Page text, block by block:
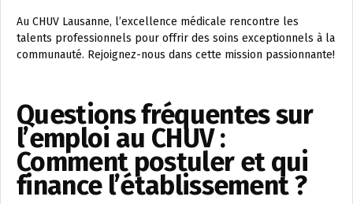
Au CHUV Lausanne, l’excellence médicale rencontre les
talents professionnels pour offrir des soins exceptionnels à la
communauté. Rejoignez-nous dans cette mission passionnante!
Questions fréquentes sur
l’emploi au CHUV :
Comment postuler et qui
finance l’établissement ?